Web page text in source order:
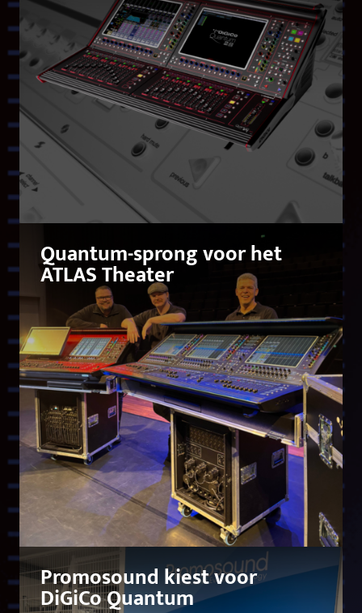
Quantum-sprong voor het
ATLAS Theater
Promosound kiest voor
DiGiCo Quantum